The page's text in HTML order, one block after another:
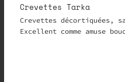
Crevettes Tarka
Crevettes décortiquées,
Excellent comme amuse